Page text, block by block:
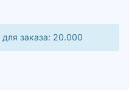
заказа: 20.000